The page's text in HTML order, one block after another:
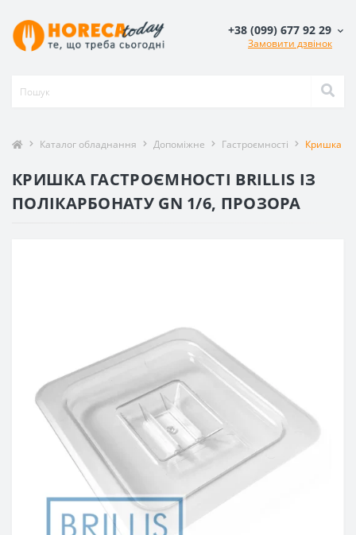
+38 (099) 677 92 29
Замовити дзвінок
Каталог обладнання Допоміжне Гастроємності Кришка
КРИШКА ГАСТРОЄМНОСТІ BRILLIS ІЗ
ПОЛІКАРБОНАТУ GN 1/6, ПРОЗОРА